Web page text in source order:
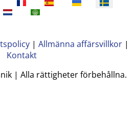
| Allmänna affärsvillkor|
Kontakt
| Alla rättigheter förbehållna.